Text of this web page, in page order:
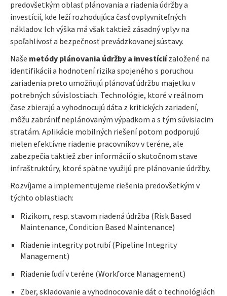
predovšetkým oblasť plánovania a riadenia údržby a
investícií, kde leží rozhodujúca časť ovplyvniteľných
nákladov. Ich výška má však taktiež zásadný vplyv na
spoľahlivosť a bezpečnosť prevádzkovanej sústavy.
Naše metódy plánovania údržby a investíciízaložené na
identifikácii a hodnotení rizika spojeného s poruchou
zariadenia preto umožňujú plánovať údržbu majetku v
potrebných súvislostiach. Technológie, ktoré v reálnom
čase zbierajú a vyhodnocujú dáta z kritických zariadení,
môžu zabrániť neplánovaným výpadkom a s tým súvisiacim
stratám. Aplikácie mobilných riešení potom podporujú
nielen efektívne riadenie pracovníkov v teréne, ale
zabezpečia taktiež zber informácií o skutočnom stave
infraštruktúry, ktoré spätne využijú pre plánovanie údržby.
Rozvíjame a implementujeme riešenia predovšetkým v
týchto oblastiach:
Rizikom, resp. stavom riadená údržba (Risk Based
Maintenance, Condition Based Maintenance)
Riadenie integrity potrubí (Pipeline Integrity
Management)
Riadenie ľudí v teréne (Workforce Management)
Zber, skladovanie a vyhodnocovanie dát o technológiách